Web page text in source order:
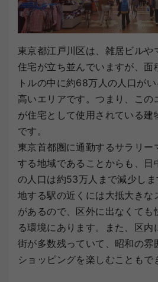
東京都江戸川区は、雑居ビルや
住宅が立ち並んでいますが、面
トルの中に約68万人の人口が
高いエリアです。つまり、この
が住宅として使用されている建
です。
東京首都圏に通勤するサラリー
する地域であることからも、日
の人口は約53万人まで減少し
地する駅の近くには大抵大きな
があるので、区外に出なくても
る環境にあります。また、区内
街が多数残っていて、昭和の雰
ショッピングを楽しむこともで